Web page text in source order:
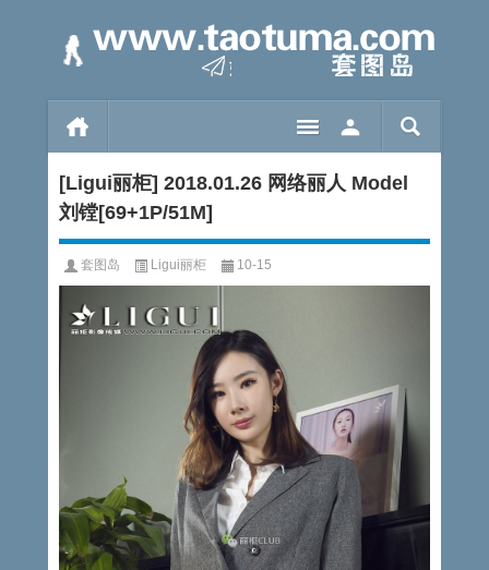
[Ligui丽柜] 2018.01.26 网络丽人 Model
刘镗[69+1P/51M]
套图岛 Ligui丽柜 10-15